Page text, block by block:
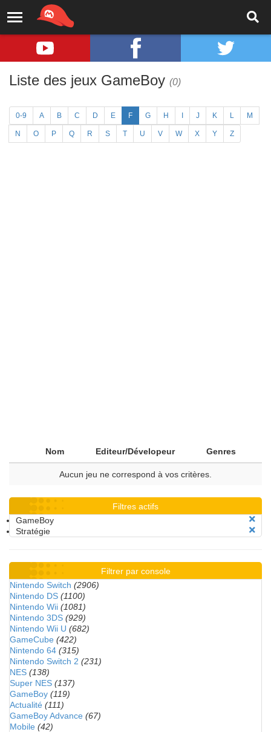
Liste des jeux GameBoy (0)
0-9 A B C D E F G H J K L M
N O P Q R S T U V W X Y Z
Nom Editeur/Dévelopeur Genres
Aucun jeu ne correspond à vos critères.
Filtres actifs
GameBoy
Stratégie
Filtrer par console
Nintendo Switch (2906)
Nintendo DS (1100)
Nintendo Wii (1081)
Nintendo 3DS (929)
Nintendo Wii U (682)
GameCube (422)
Nintendo 64 (315)
Nintendo Switch 2 (231)
NES (138)
Super NES (137)
GameBoy (119)
Actualité (111)
GameBoy Advance (67)
Mobile (42)